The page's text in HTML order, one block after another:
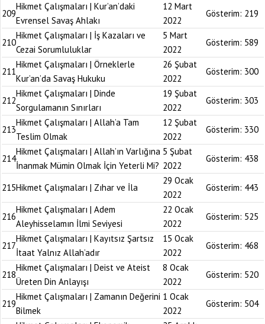
209
Hikmet Çalışmaları | Kur’an’daki
Evrensel Savaş Ahlakı
12 Mart
2022
Gösterim: 219
210
Hikmet Çalışmaları | İş Kazaları ve
Cezai Sorumluluklar
5 Mart
2022
Gösterim: 589
211
Hikmet Çalışmaları | Örneklerle
Kur’an’da Savaş Hukuku
26 Şubat
2022
Gösterim: 300
212
Hikmet Çalışmaları | Dinde
Sorgulamanın Sınırları
19 Şubat
2022
Gösterim: 303
213
Hikmet Çalışmaları | Allah’a Tam
Teslim Olmak
12 Şubat
2022
Gösterim: 330
214
Hikmet Çalışmaları | Allah’ın Varlığına
İnanmak Mümin Olmak İçin Yeterli Mi?
5 Şubat
2022
Gösterim: 438
215Hikmet Çalışmaları | Zıhar ve İla
29 Ocak
2022
Gösterim: 443
216
Hikmet Çalışmaları | Adem
Aleyhisselamın İlmi Seviyesi
22 Ocak
2022
Gösterim: 525
217
Hikmet Çalışmaları | Kayıtsız Şartsız
İtaat Yalnız Allah’adır
15 Ocak
2022
Gösterim: 468
218
Hikmet Çalışmaları | Deist ve Ateist
Üreten Din Anlayışı
8 Ocak
2022
Gösterim: 520
219
Hikmet Çalışmaları | Zamanın Değerini
Bilmek
1 Ocak
2022
Gösterim: 504